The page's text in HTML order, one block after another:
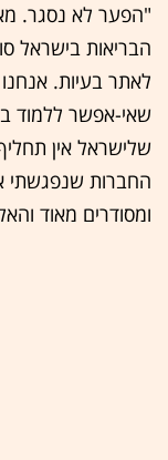
"הפער לא נסגר.
הבריאות בישראל
לאתר בעיות.
שאי-אפשר ללמוד
החברות שנפגשתי
ומסודרים מאוד